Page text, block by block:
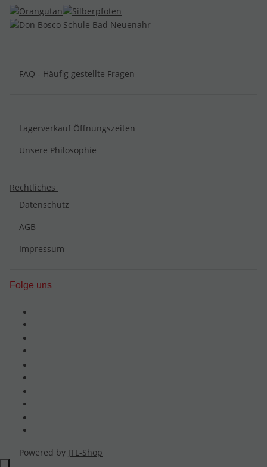
FAQ - Häufig gestellte Fragen
Lagerverkauf Öffnungszeiten
Unsere Philosophie
Rechtliches
Datenschutz
AGB
Impressum
Folge uns
Powered by JTL-Shop